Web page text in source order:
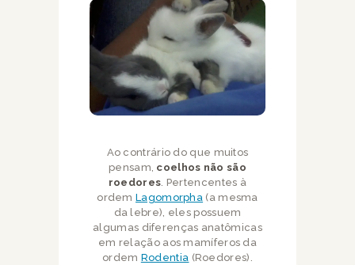
Ao contrário do que muitos
pensam, coelhos não são
roedores . Pertencentes à
ordemLagomorpha (a mesma
da lebre), eles possuem
algumas diferenças anatômicas
em relação aos mamíferos da
ordem Rodentia (Roedores).